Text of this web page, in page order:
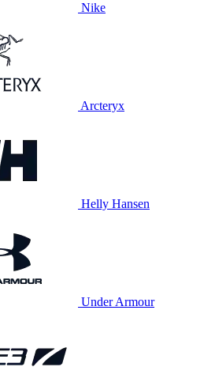
Nike
Arcteryx
Helly Hansen
Under Armour